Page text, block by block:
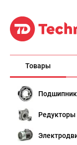
Товары
Редукторы